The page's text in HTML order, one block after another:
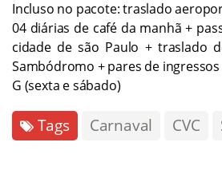
Incluso no pacote: traslado
04 diárias de café da manhã +
cidade de são Paulo + traslado
Sambódromo + pares de
G (sexta e sábado)
Tags Carnaval CVC